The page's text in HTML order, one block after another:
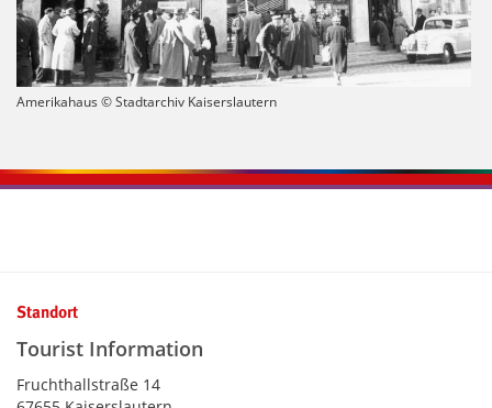
Amerikahaus © Stadtarchiv Kaiserslautern
Standort
Tourist Information
Fruchthallstraße 14